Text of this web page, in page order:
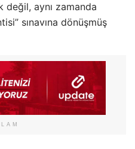
aynı zamanda
sınavına dönüşmüş